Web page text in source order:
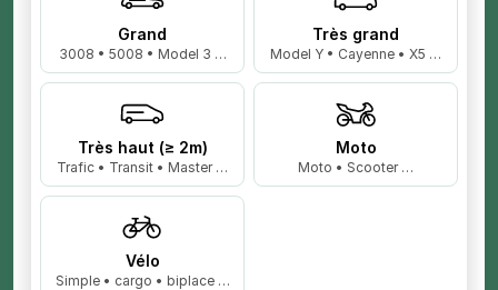
Grand
3008 • 5008 • Model 3 …
Très grand
Model Y • Cayenne • X5 …
Très haut (≥ 2m)
Trafic • Transit • Master …
Moto
Moto • Scooter …
Vélo
Simple • cargo • biplace …